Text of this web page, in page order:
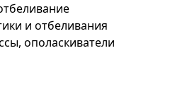
и отбеливания
ополаскиватели